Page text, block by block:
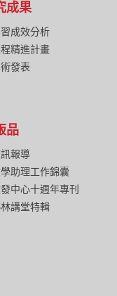
成果
成效分析
精進計畫
發表
品
報導
助理工作錦囊
中心十週年專刊
講堂特輯